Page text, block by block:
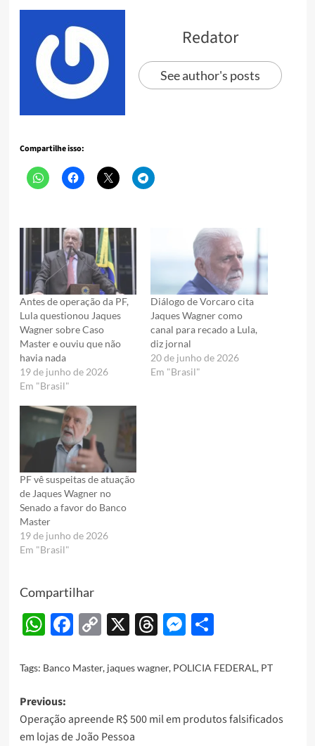
Redator
See author's posts
Compartilhe isso:
Antes de operação da PF,
Lula questionou Jaques
Wagner sobre Caso
Master e ouviu que não
havia nada
19 de junho de 2026
Em "Brasil"
Diálogo de Vorcaro cita
Jaques Wagner como
canal para recado a Lula,
diz jornal
20 de junho de 2026
Em "Brasil"
PF vê suspeitas de atuação
de Jaques Wagner no
Senado a favor do Banco
Master
19 de junho de 2026
Em "Brasil"
Compartilhar
WhatsApp
Facebook
Copy
X Threads
Messenger
Share
Tags: Banco Master, jaques wagner, POLICIA FEDERAL, PT
Post
navigation
Previous:
Operação apreende R$ 500 mil em produtos falsificados
em lojas de João Pessoa